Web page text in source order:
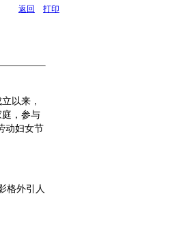
返回 打印
以来，
，参与
动妇女节
格外引人